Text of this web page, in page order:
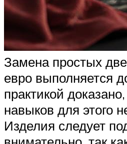
Замена простых
евро выполняется
практикой
навыков для этого
Изделия следует